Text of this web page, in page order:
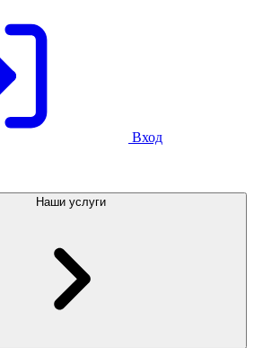
Вход
Наши услуги